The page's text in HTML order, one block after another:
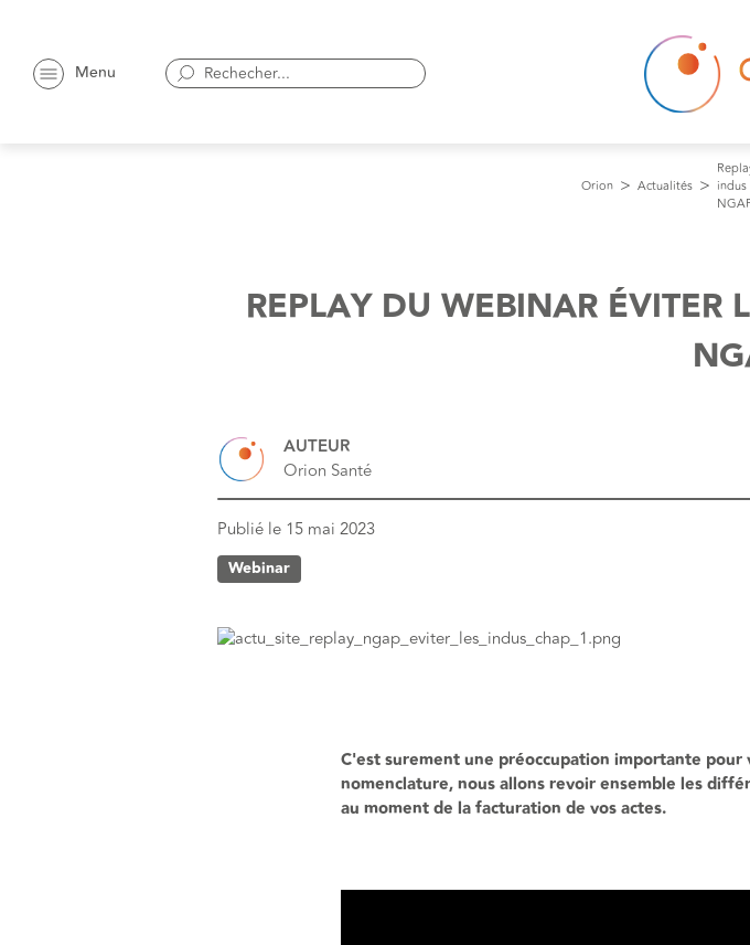
Menu
Orion Actualités
REPLAY DU WEBINAR ÉVITER
AUTEUR
Orion Santé
Publié le 15 mai 2023
Webinar
C'est surement une préoccupation importante
nomenclature, nous allons revoir ensemble les
au moment de la facturation de vos actes.